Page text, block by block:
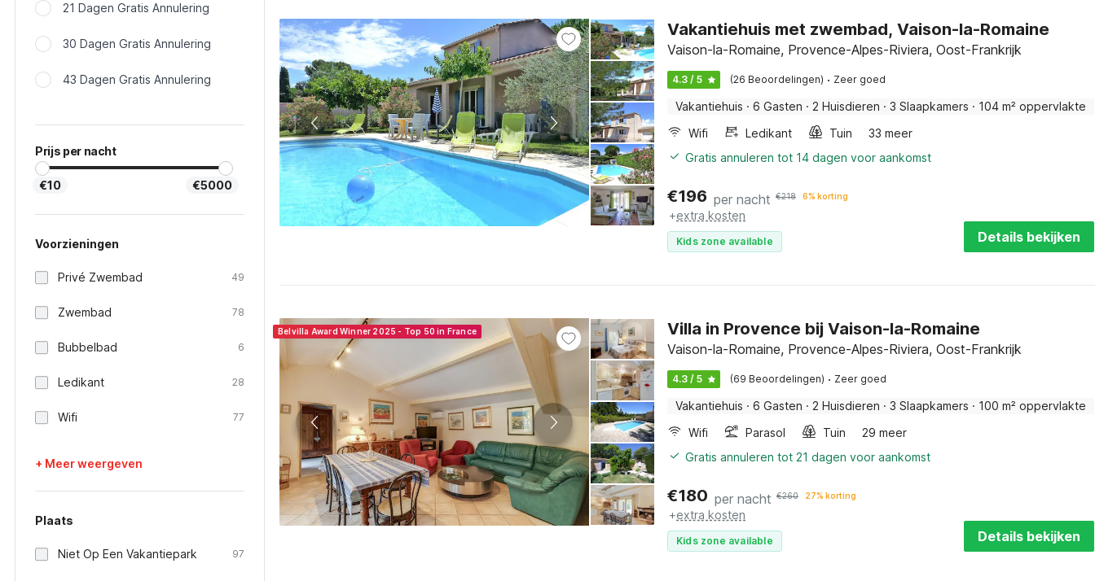
21 Dagen Gratis Annulering
30 Dagen Gratis Annulering
43 Dagen Gratis Annulering
Prijs per nacht
€10 €5000
Voorzieningen
Privé Zwembad 49
Zwembad 78
Bubbelbad 6
Ledikant 28
Wifi 77
+ Meer weergeven
Plaats
Niet Op Een Vakantiepark 97
Vakantiehuis met zwembad, Vaison-la-Romaine
Vaison-la-Romaine, Provence-Alpes-Riviera, Oost-Frankrijk
4.3 / 5 (26 Beoordelingen) · Zeer goed
Vakantiehuis · 6 Gasten · 2 Huisdieren · 3 Slaapkamers · 104 m² oppervlakte
Wifi
Ledikant Tuin
33 meer
Gratis annuleren tot 14 dagen voor aankomst
€196 per nacht €218 6% korting
+extra kosten
Kids zone available Details bekijken
Belvilla Award Winner 2025 - Top 50 in France Villa in Provence bij Vaison-la-Romaine
Vaison-la-Romaine, Provence-Alpes-Riviera, Oost-Frankrijk
4.3 / 5 (69 Beoordelingen) · Zeer goed
Vakantiehuis · 6 Gasten · 2 Huisdieren · 3 Slaapkamers · 100 m² oppervlakte
Wifi
Parasol Tuin
29 meer
Gratis annuleren tot 21 dagen voor aankomst
€180 per nacht €260 27% korting
+extra kosten
Kids zone available Details bekijken